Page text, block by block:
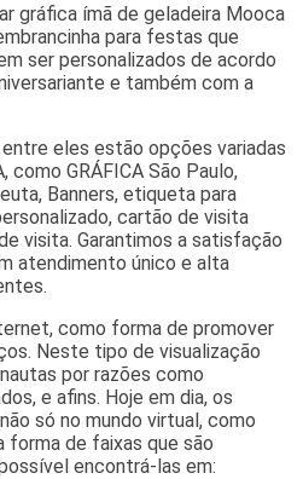
gráfica ímã de geladeira Mooca
para festas que
ser personalizados de acordo
e também com a
eles estão opções variadas
como GRÁFICA São Paulo,
Banners, etiqueta para
cartão de visita
visita. Garantimos a satisfação
atendimento único e alta
como forma de promover
Neste tipo de visualização
por razões como
e afins. Hoje em dia, os
só no mundo virtual, como
forma de faixas que são
encontrá-las em: